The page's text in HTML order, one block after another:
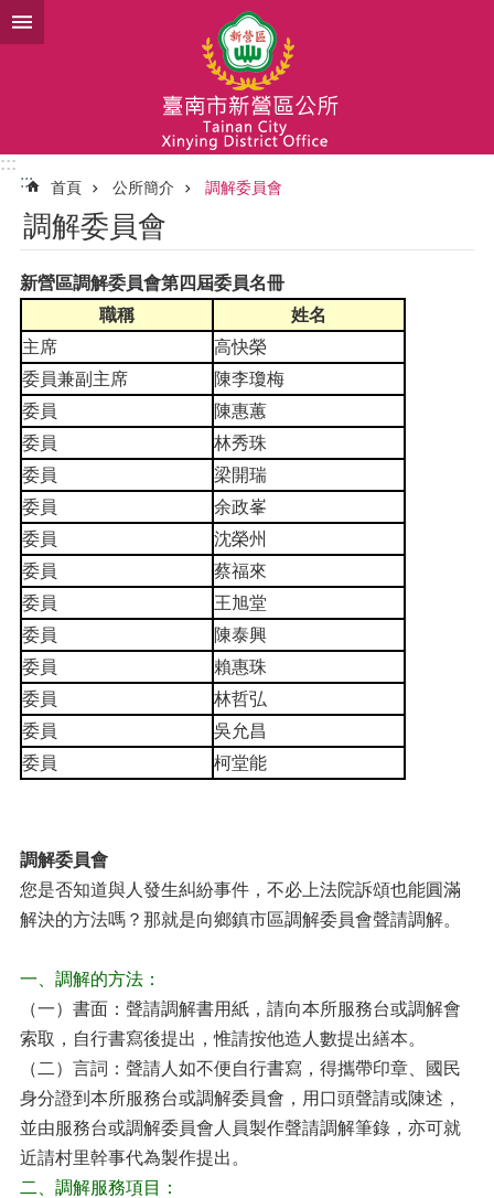
跳到主要內容區塊
:::
:::
首頁 公所簡介 調解委員會
調解委員會
新營區調解委員會第四屆委員名冊
職稱
姓名
主席
高快榮
委員兼副主席
陳李瓊梅
委員
陳惠蕙
委員
林秀珠
委員
梁開瑞
委員
余政峯
委員
沈榮州
委員
蔡福來
委員
王旭堂
委員
陳泰興
委員
賴惠珠
委員
林哲弘
委員
吳允昌
委員
柯堂能
調解委員會
您是否知道與人發生糾紛事件，不必上法院訴頌也能圓滿
解決的方法嗎？那就是向鄉鎮市區調解委員會聲請調解。
一、調解的方法：
（一）書面：聲請調解書用紙，請向本所服務台或調解會
索取，自行書寫後提出，惟請按他造人數提出繕本。
（二）言詞：聲請人如不便自行書寫，得攜帶印章、國民
身分證到本所服務台或調解委員會，用口頭聲請或陳述，
並由服務台或調解委員會人員製作聲請調解筆錄，亦可就
近請村里幹事代為製作提出。
二、調解服務項目：